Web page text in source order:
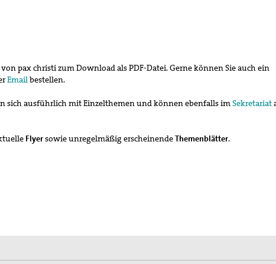
pax christi zum Download als PDF-Datei. Gerne können Sie auch ein
Emailbestellen.
sich ausführlich mit Einzelthemen und können ebenfalls imSekretariat
Flyersowie unregelmäßig erscheinendeThemenblätter.